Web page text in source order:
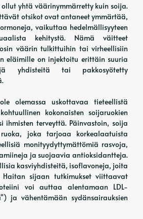
yhtä väärinymmärretty kuin soija.
otsikot ovat antaneet ymmärtää,
vaikuttaa hedelmällisyyteen
kehitystä. Nämä väitteet
väärin tulkittuihin tai virheellisiin
eläimille on injektoitu erittäin suuria
yhdisteitä tai pakkosyötetty
olemassa uskottavaa tieteellistä
kokonaisten soijaruokien
ihmisten terveyttä. Päinvastoin, soija
joka tarjoaa korkealaatuista
monityydyttymättömiä rasvoja,
ja suojaavia antioksidantteja.
kasviyhdisteitä, isoflavoneja, joita
sijaan tutkimukset viittaavat
voi auttaa alentamaan LDL-
ja vähentämään sydänsairauksien